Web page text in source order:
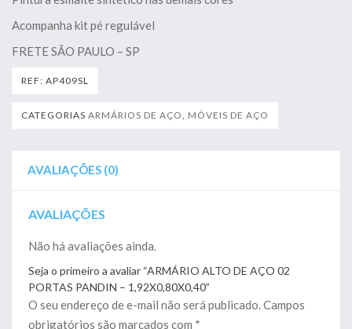
Acompanha kit pé regulável
FRETE SÃO PAULO – SP
REF: AP409SL
CATEGORIAS ARMÁRIOS DE AÇO MÓVEIS DE AÇO
AVALIAÇÕES (0)
AVALIAÇÕES
Não há avaliações ainda.
Seja o primeiro a avaliar “ARMÁRIO ALTO DE AÇO 02
PORTAS PANDIN – 1,92X0,80X0,40”
O seu endereço de e-mail não será publicado.Campos
obrigatórios são marcados com *